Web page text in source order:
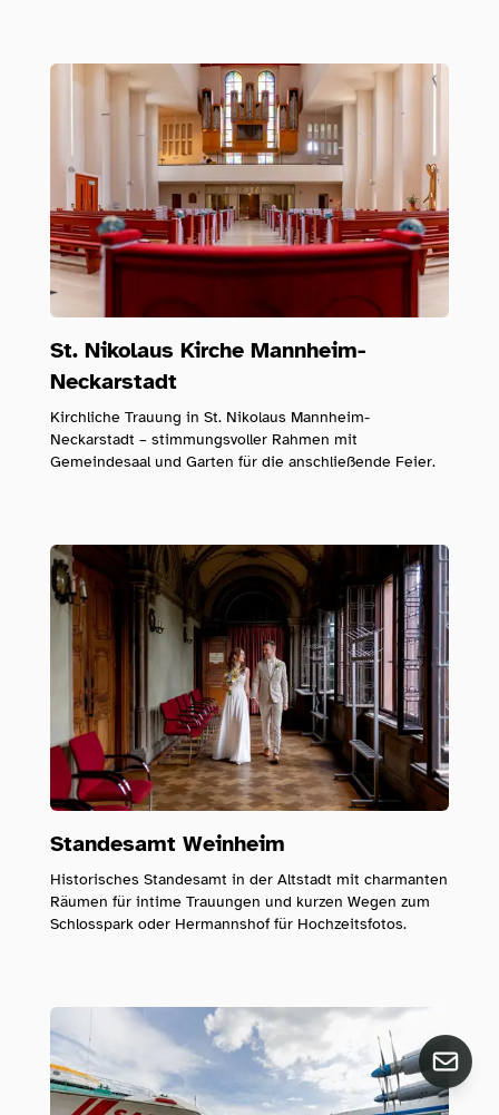
St. Nikolaus Kirche Mannheim-
Neckarstadt
Kirchliche Trauung in St. Nikolaus Mannheim-
Neckarstadt – stimmungsvoller Rahmen mit
Gemeindesaal und Garten für die anschließende Feier.
Standesamt Weinheim
Historisches Standesamt in der Altstadt mit charmanten
Räumen für intime Trauungen und kurzen Wegen zum
Schlosspark oder Hermannshof für Hochzeitsfotos.